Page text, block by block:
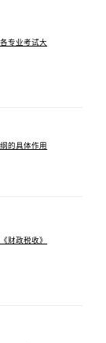
专业考试大
的具体作用
财政税收》